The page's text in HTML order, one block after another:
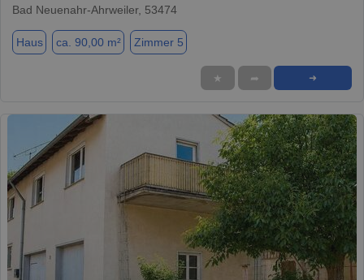
Bad Neuenahr-Ahrweiler, 53474
Haus ca. 90,00 m² Zimmer 5
★ ➦ ➜